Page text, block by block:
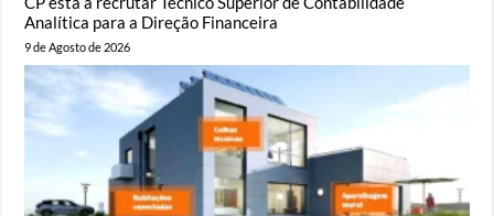
Analítica para a Direção Financeira
9 de Agosto de 2026